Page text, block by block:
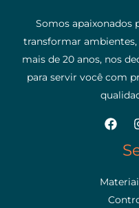
Somos apaixonados
transformar ambientes,
mais de 20 anos, nos
para servir você com